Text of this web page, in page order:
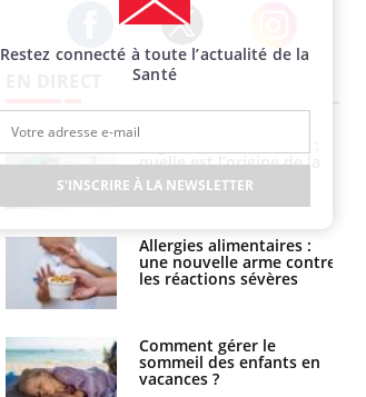
Facebook Twitter Instagram
quelle est l’origine de la
contamination ?
Allergies alimentaires :
une nouvelle arme contre
les réactions sévères
Comment gérer le
sommeil des enfants en
vacances ?
Restez connecté à toute l’actualité de la
Santé
S'INSCRIRE À LA NEWSLETTER